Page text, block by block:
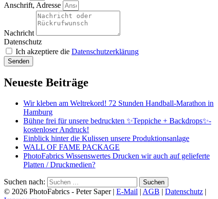
Anschrift, Adresse
Nachricht
Datenschutz
Ich akzeptiere die Datenschutzerklärung
Senden
Neueste Beiträge
Wir kleben am Weltrekord! 72 Stunden Handball-Marathon in
Hamburg
Bühne frei für unsere bedruckten ✨Teppiche + Backdrops✨-
kostenloser Andruck!
Einblick hinter die Kulissen unsere Produktionsanlage
WALL OF FAME PACKAGE
PhotoFabrics Wissenswertes Drucken wir auch auf gelieferte
Platten / Druckmedien?
Suchen nach:
© 2026 PhotoFabrics - Peter Saper| E-Mail | AGB | Datenschutz |